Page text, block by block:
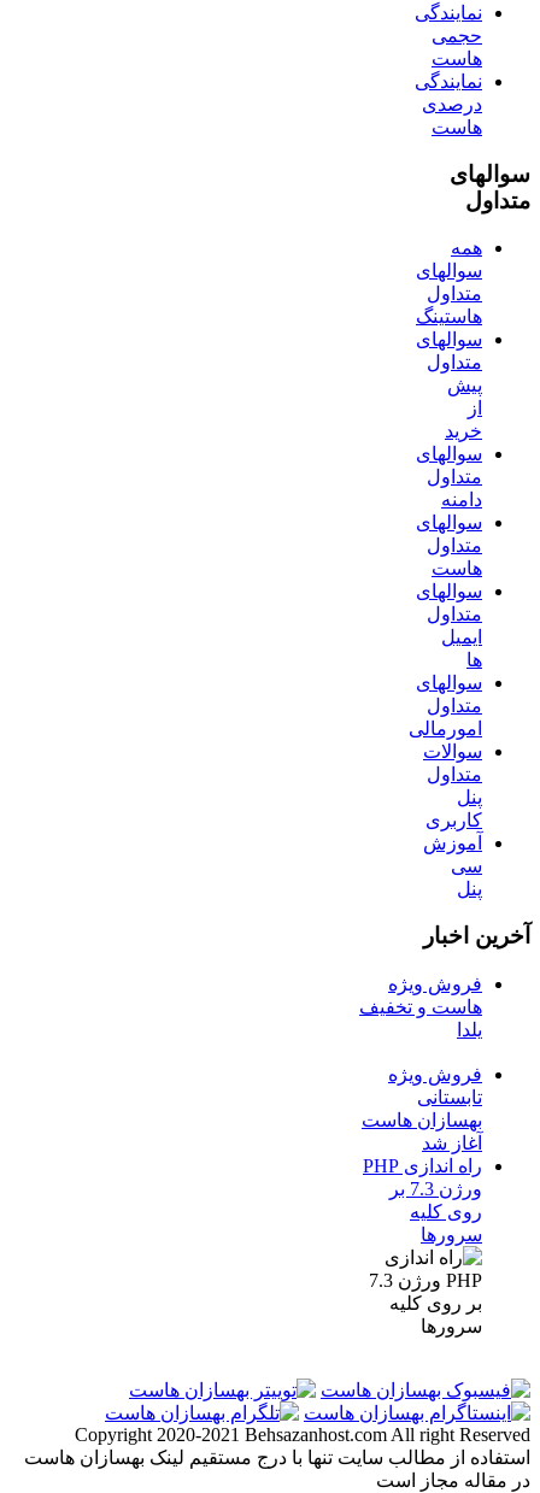
نمایندگی
حجمی
هاست
نمایندگی
درصدی
هاست
سوالهای
متداول
همه
سوالهای
متداول
هاستینگ
سوالهای
متداول
پیش
از
خرید
سوالهای
متداول
دامنه
سوالهای
متداول
هاست
سوالهای
متداول
ایمیل
ها
سوالهای
متداول
امورمالی
سوالات
متداول
پنل
کاربری
آموزش
سی
پنل
آخرین اخبار
فروش ویژه
هاست و تخفیف
یلدا
فروش ویژه
تابستانی
بهسازان هاست
آغاز شد
راه اندازی PHP
ورژن 7.3 بر
روی کلیه
سرورها
Copyright 2020-2021 Behsazanhost.com All right Reserved
استفاده از مطالب سایت تنها با درج مستقیم لینک بهسازان هاست
در مقاله مجاز است